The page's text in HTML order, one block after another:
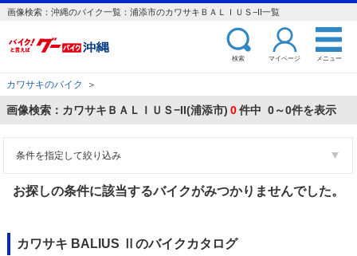
画像検索：沖縄のバイク一覧：浦添市のカワサキＢＡＬＩＵＳ−II一覧
検索 マイページ メニュー
カワサキのバイク ＞
画像検索：カワサキＢＡＬＩＵＳ−II(浦添市) 0件中 0～0件を表示
条件を指定して絞り込み
お探しの条件に該当するバイクがみつかりませんでした。
カワサキ BALIUS Ⅱのバイクカタログ